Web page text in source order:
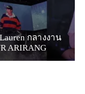
กลางงาน
ARIRANG